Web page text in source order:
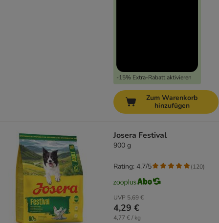
-15% Extra-Rabatt aktivieren
Zum Warenkorb
hinzufügen
Josera Festival
900 g
UVP 5,69 €
4,29 €
4,77 € / kg
Rating: 4.7/5 (120)